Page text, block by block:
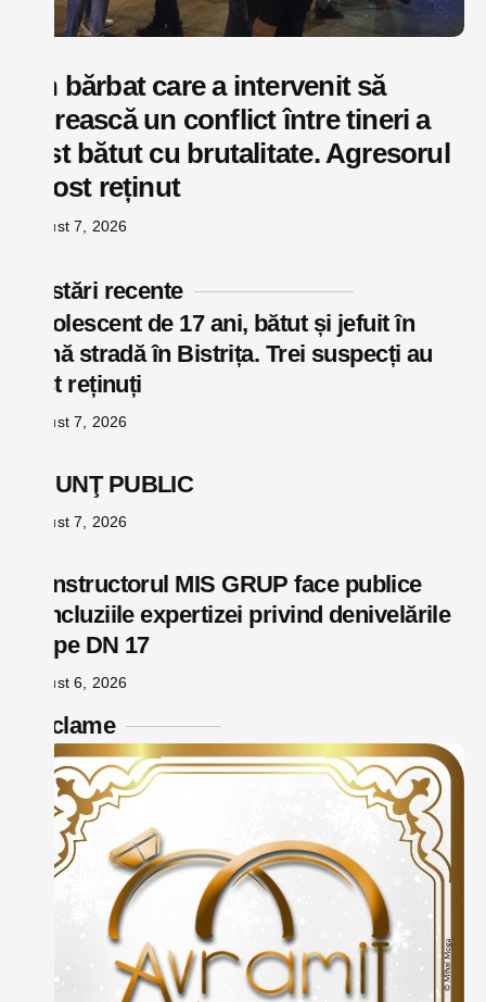
Un bărbat care a intervenit să
oprească un conflict între tineri a
fost bătut cu brutalitate. Agresorul
a fost reținut
august 7, 2026
Postări recente
Adolescent de 17 ani, bătut și jefuit în
plină stradă în Bistrița. Trei suspecți au
fost reținuți
august 7, 2026
ANUNŢ PUBLIC
august 7, 2026
Constructorul MIS GRUP face publice
concluziile expertizei privind denivelările
de pe DN 17
august 6, 2026
Reclame